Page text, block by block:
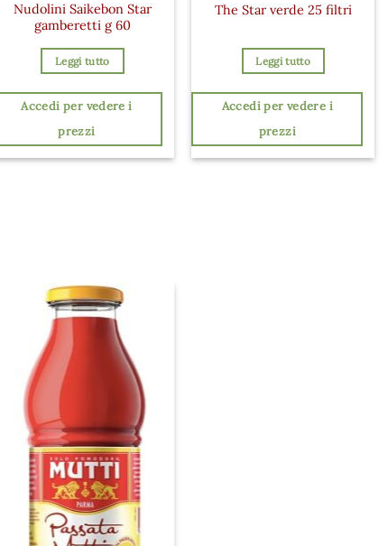
Nudolini Saikebon Star
gamberetti g 60
Leggi tutto
Accedi per vedere i
prezzi
The Star verde 25 filtri
Leggi tutto
Accedi per vedere i
prezzi